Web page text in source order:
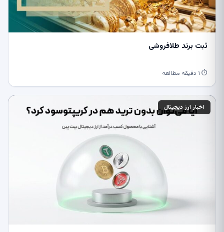
ثبت برند طلافروشی
⏱ ۱ دقیقه مطالعه
اخبار ارز دیجیتال